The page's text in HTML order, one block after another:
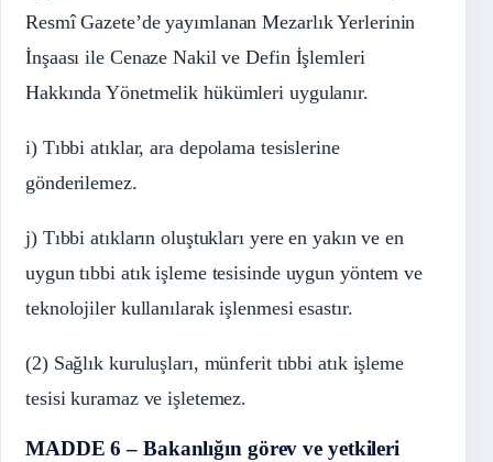
Resmî Gazete’de yayımlanan Mezarlık Yerlerinin
İnşaası ile Cenaze Nakil ve Defin İşlemleri
Hakkında Yönetmelik hükümleri uygulanır.
i) Tıbbi atıklar, ara depolama tesislerine
gönderilemez.
j) Tıbbi atıkların oluştukları yere en yakın ve en
uygun tıbbi atık işleme tesisinde uygun yöntem ve
teknolojiler kullanılarak işlenmesi esastır.
(2) Sağlık kuruluşları, münferit tıbbi atık işleme
tesisi kuramaz ve işletemez.
MADDE 6 – Bakanlığın görev ve yetkileri